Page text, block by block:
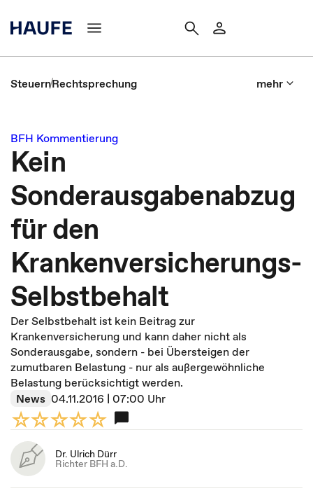
SteuernRechtsprechung mehr
BFH Kommentierung
Kein
Sonderausgabenabzug
für den
Krankenversicherungs-
Selbstbehalt
Der Selbstbehalt ist kein Beitrag zur
Krankenversicherung und kann daher nicht als
Sonderausgabe, sondern - bei Übersteigen der
zumutbaren Belastung - nur als außergewöhnliche
Belastung berücksichtigt werden.
News 04.11.2016 | 07:00 Uhr
Dr. Ulrich Dürr
Richter BFH a.D.